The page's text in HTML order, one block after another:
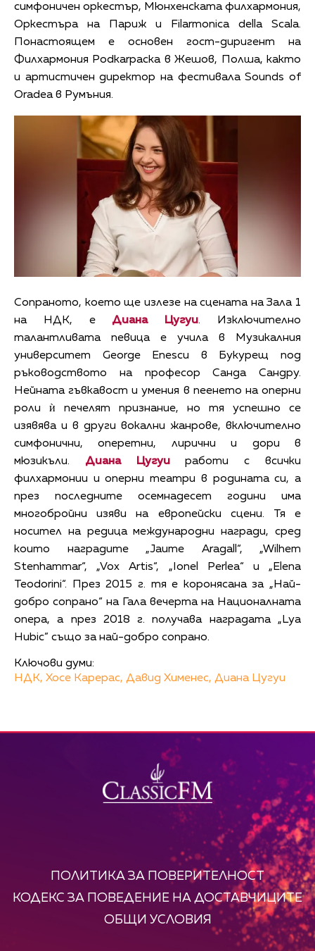
симфоничен оркестър, Мюнхенската филхармония,
Оркестъра на Париж и Filarmonica della Scala.
Понастоящем е основен гост-диригент на
Филхармония Podkarpacka в Жешов, Полша, както
и артистичен директор на фестивала Sounds of
Oradea в Румъния.
Сопраното, което ще излезе на сцената на Зала 1
на НДК, е Диана Цугуи. Изключително
талантливата певица е учила в Музикалния
университет George Enescu в Букурещ под
ръководството на професор Санда Сандру.
Нейната гъвкавост и умения в пеенето на оперни
роли ѝ печелят признание, но тя успешно се
изявява и в други вокални жанрове, включително
симфонични, оперетни, лирични и дори в
мюзикъли. Диана Цугуиработи с всички
филхармонии и оперни театри в родината си, а
през последните осемнадесет години има
многобройни изяви на европейски сцени. Тя е
носител на редица международни награди, сред
които наградите „Jaume Aragall“, „Wilhem
Stenhammar“, „Vox Artis“, „Ionel Perlea“ и „Elena
Teodorini“. През 2015 г. тя е коронясана за „Най-
добро сопрано“ на Гала вечерта на Националната
опера, а през 2018 г. получава наградата „Lya
Hubic” също за най-добро сопрано.
Ключови думи:
НДК, Хосе Карерас, Давид Хименес, Диана Цугуи
ПОЛИТИКА ЗА ПОВЕРИТЕЛНОСТ
КОДЕКС ЗА ПОВЕДЕНИЕ НА ДОСТАВЧИЦИТЕ
ОБЩИ УСЛОВИЯ